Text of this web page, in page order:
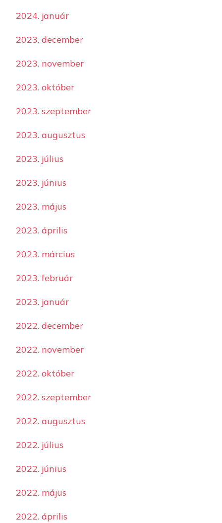
2024. január
2023. december
2023. november
2023. október
2023. szeptember
2023. augusztus
2023. július
2023. június
2023. május
2023. április
2023. március
2023. február
2023. január
2022. december
2022. november
2022. október
2022. szeptember
2022. augusztus
2022. július
2022. június
2022. május
2022. április